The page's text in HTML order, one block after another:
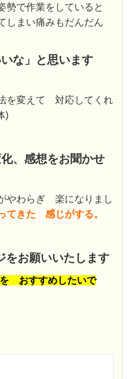
勢で作業をしていると
しまい痛みもだんだん
な」と思います
を変えて 対応してくれ
)
、感想をお聞かせ
やわらぎ 楽になりまし
てきた 感じがする。
をお願いいたします
おすすめしたいで